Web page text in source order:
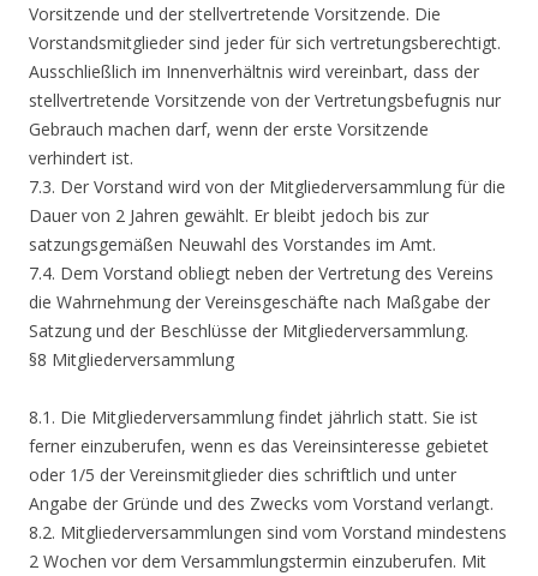
Vorsitzende und der stellvertretende Vorsitzende. Die
Vorstandsmitglieder sind jeder für sich vertretungsberechtigt.
Ausschließlich im Innenverhältnis wird vereinbart, dass der
stellvertretende Vorsitzende von der Vertretungsbefugnis nur
Gebrauch machen darf, wenn der erste Vorsitzende
verhindert ist.
7.3. Der Vorstand wird von der Mitgliederversammlung für die
Dauer von 2 Jahren gewählt. Er bleibt jedoch bis zur
satzungsgemäßen Neuwahl des Vorstandes im Amt.
7.4. Dem Vorstand obliegt neben der Vertretung des Vereins
die Wahrnehmung der Vereinsgeschäfte nach Maßgabe der
Satzung und der Beschlüsse der Mitgliederversammlung.
§8 Mitgliederversammlung
8.1. Die Mitgliederversammlung findet jährlich statt. Sie ist
ferner einzuberufen, wenn es das Vereinsinteresse gebietet
oder 1/5 der Vereinsmitglieder dies schriftlich und unter
Angabe der Gründe und des Zwecks vom Vorstand verlangt.
8.2. Mitgliederversammlungen sind vom Vorstand mindestens
2 Wochen vor dem Versammlungstermin einzuberufen. Mit